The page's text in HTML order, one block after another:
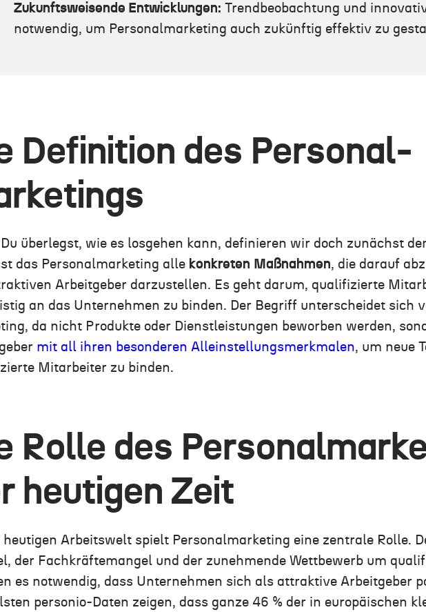
Zukunftsweisende Entwicklungen: Trendbeobachtung und
notwendig, um Personalmarketing auch zukünftig effektiv zu
Definition des Personal-
Du überlegst, wie es losgehen kann, definieren wir doch zunächst
das Personalmarketing alle konkreten Maßnahmen, die darauf
Arbeitgeber darzustellen. Es geht darum, qualifizierte
an das Unternehmen zu binden. Der Begriff unterscheidet sich
da nicht Produkte oder Dienstleistungen beworben werden,
mit all ihren besonderen Alleinstellungsmerkmalen, um neue
Mitarbeiter zu binden.
Rolle des
heutigen Zeit
Arbeitswelt spielt Personalmarketing eine zentrale Rolle.
der Fachkräftemangel und der zunehmende Wettbewerb um
es notwendig, dass Unternehmen sich als attraktive Arbeitgeber
personio-Daten zeigen, dass ganze 46 % der in europäischen